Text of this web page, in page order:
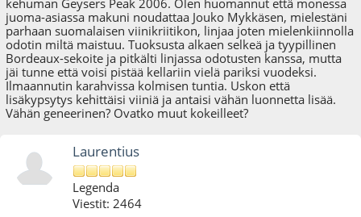
juoma-asiassa makuni noudattaa Jouko Mykkäsen, mielestäni
parhaan suomalaisen viinikriitikon, linjaa joten mielenkiinnolla
odotin miltä maistuu. Tuoksusta alkaen selkeä ja tyypillinen
Bordeaux-sekoite ja pitkälti linjassa odotusten kanssa, mutta
jäi tunne että voisi pistää kellariin vielä pariksi vuodeksi.
Ilmaannutin karahvissa kolmisen tuntia. Uskon että
lisäkypsytys kehittäisi viiniä ja antaisi vähän luonnetta lisää.
Vähän geneerinen? Ovatko muut kokeilleet?
Laurentius
Legenda
Viestit: 2464